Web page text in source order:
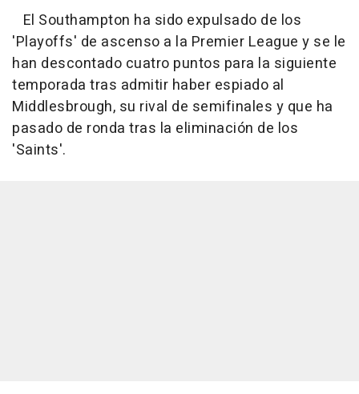
El Southampton ha sido expulsado de los
'Playoffs' de ascenso a la Premier League y se le
han descontado cuatro puntos para la siguiente
temporada tras admitir haber espiado al
Middlesbrough, su rival de semifinales y que ha
pasado de ronda tras la eliminación de los
'Saints'.